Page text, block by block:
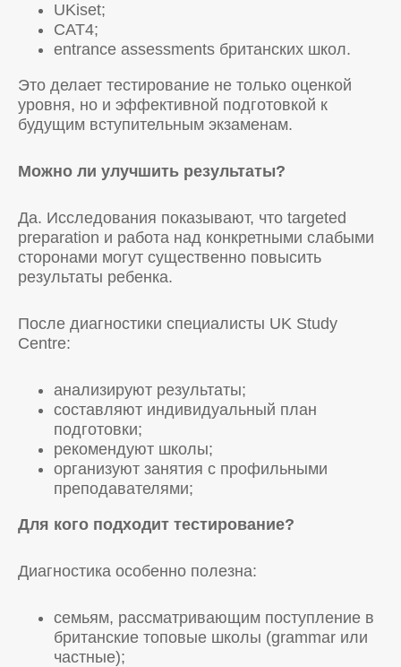
UKiset;
CAT4;
entrance assessments британских школ.
Это делает тестирование не только оценкой
уровня, но и эффективной подготовкой к
будущим вступительным экзаменам.
Можно ли улучшить результаты?
Да. Исследования показывают, что targeted
preparation и работа над конкретными слабыми
сторонами могут существенно повысить
результаты ребенка.
После диагностики специалисты UK Study
Centre:
анализируют результаты;
составляют индивидуальный план
подготовки;
рекомендуют школы;
организуют занятия с профильными
преподавателями;
Для кого подходит тестирование?
Диагностика особенно полезна:
семьям, рассматривающим поступление в
британские топовые школы (grammar или
частные);